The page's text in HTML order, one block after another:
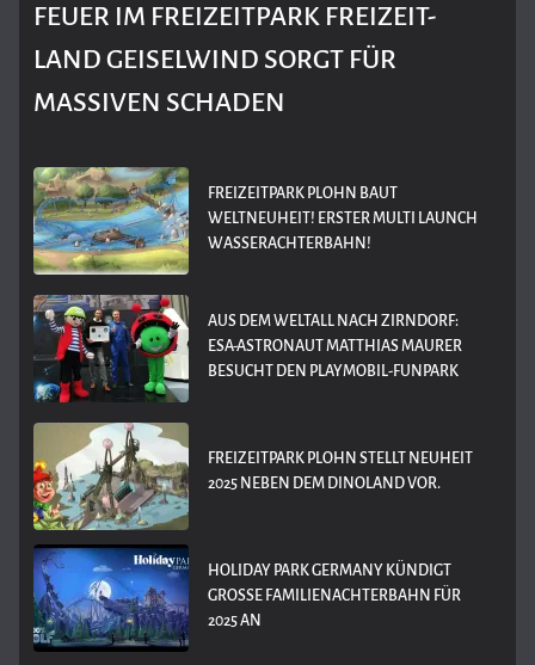
FEUER IM FREIZEITPARK FREIZEIT-
LAND GEISELWIND SORGT FÜR
MASSIVEN SCHADEN
FREIZEITPARK PLOHN BAUT
WELTNEUHEIT! ERSTER MULTI LAUNCH
WASSERACHTERBAHN!
AUS DEM WELTALL NACH ZIRNDORF:
ESA-ASTRONAUT MATTHIAS MAURER
BESUCHT DEN PLAYMOBIL-FUNPARK
FREIZEITPARK PLOHN STELLT NEUHEIT
2025 NEBEN DEM DINOLAND VOR.
HOLIDAY PARK GERMANY KÜNDIGT
GROSSE FAMILIENACHTERBAHN FÜR 2
025 AN